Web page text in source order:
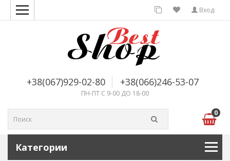
Вход
+38(067)929-02-80 +38(066)246-53-07
ПН-ПТ С 9-00 ДО 18-00
0
Категории